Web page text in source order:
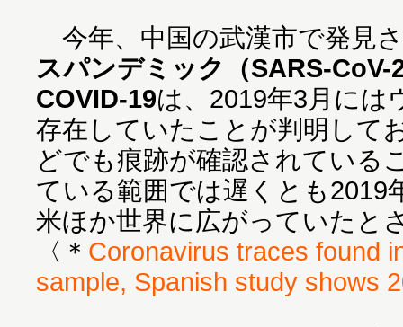
今年、中国の武漢市で発見
スパンデミック（SARS-CoV-
COVID-19は、2019年3月には
存在していたことが判明して
どでも痕跡が確認されている
ている範囲では遅くとも2019
米ほか世界に広がっていたと
〈＊ Coronavirus traces found
sample, Spanish study shows